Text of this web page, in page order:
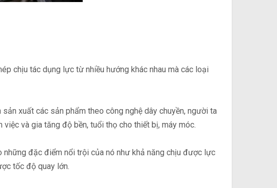
chịu tác dụng lực từ nhiều hướng khác nhau mà các loại
xuất các sản phẩm theo công nghệ dây chuyền, người ta
và gia tăng độ bền, tuổi thọ cho thiết bị, máy móc.
những đặc điểm nổi trội của nó như khả năng chịu được lực
tốc độ quay lớn.